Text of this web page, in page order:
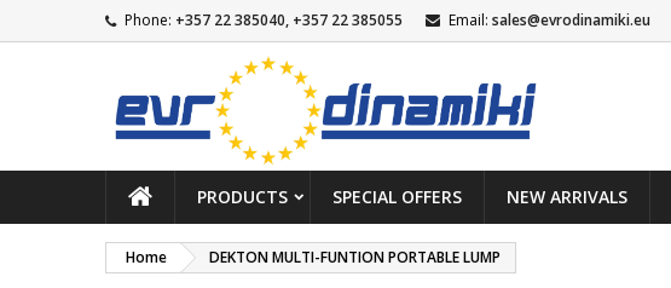
Phone: +357 22 385040, +357 22 385055 Email: sales@evrodinamiki.eu
PRODUCTS SPECIAL OFFERS NEW ARRIVALS
Home DEKTON MULTI-FUNTION PORTABLE LUMP